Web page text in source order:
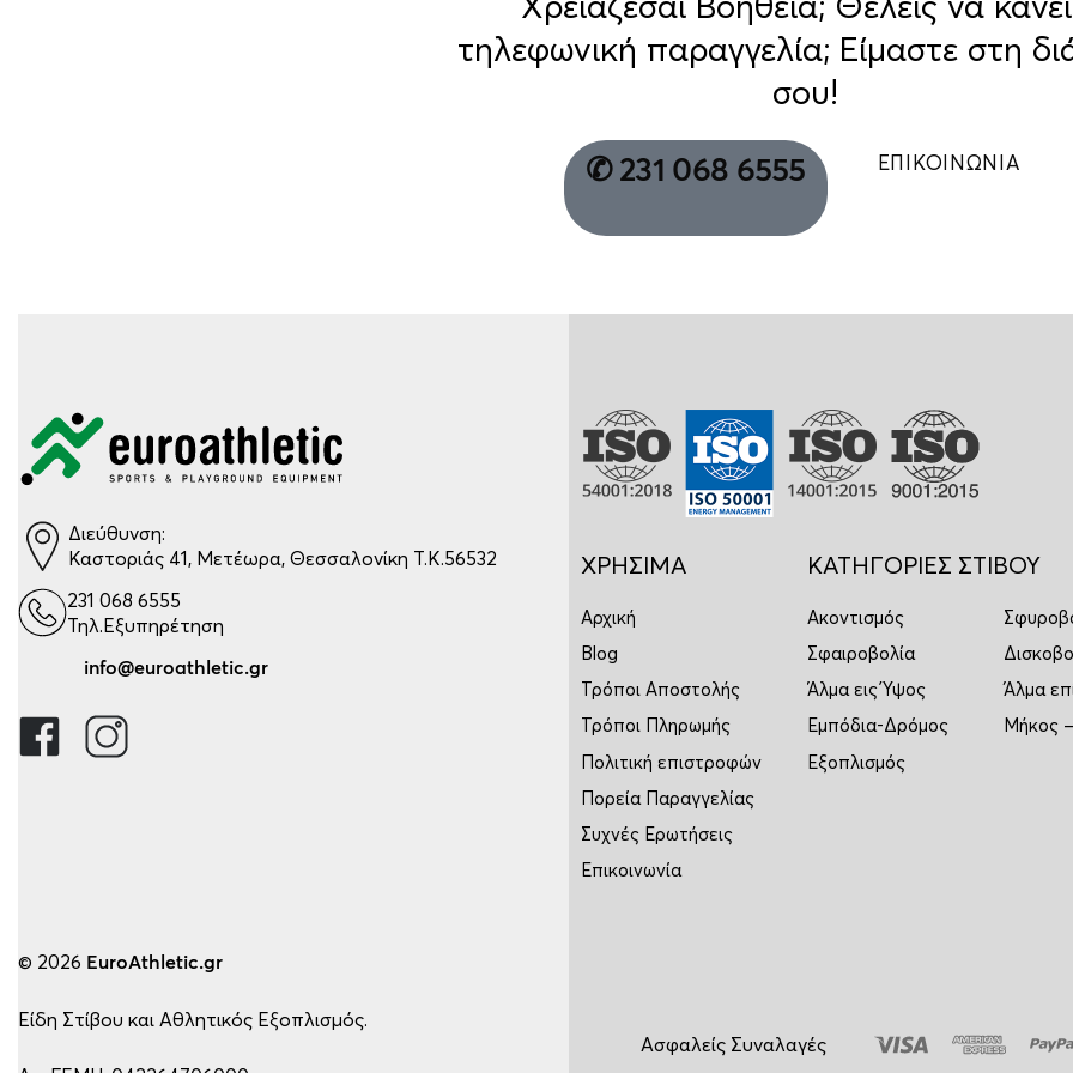
τηλεφωνική παραγγελία; Είμαστε στη
σου!
✆ 231 068 6555 ΕΠΙΚΟΙΝΩΝΙΑ
Διεύθυνση:
Καστοριάς 41, Μετέωρα, Θεσσαλονίκη Τ.Κ.56532
231 068 6555
Τηλ.Εξυπηρέτηση
info@euroathletic.gr
ΧΡΗΣΙΜΑ
Αρχική
Blog
Τρόποι Αποστολής
Τρόποι Πληρωμής
Πολιτική επιστροφών
Πορεία Παραγγελίας
Συχνές Ερωτήσεις
Επικοινωνία
ΚΑΤΗΓΟΡΙΕΣ ΣΤΙΒΟΥ
Ακοντισμός
Σφαιροβολία
Άλμα εις Ύψος
Άλμα
Εμπόδια-Δρόμος
Μήκος
Εξοπλισμός
© 2026 EuroAthletic.gr
Είδη Στίβου και Αθλητικός Εξοπλισμός.
Ασφαλείς Συναλαγές